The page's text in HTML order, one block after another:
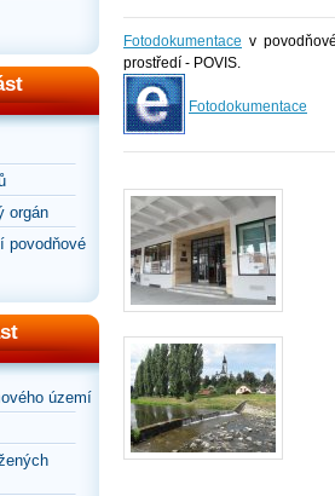
orgán
povodňové
území
Fotodokumentace v
prostředí - POVIS.
Fotodokumentace